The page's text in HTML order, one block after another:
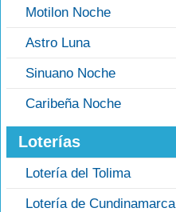
Motilon Noche
Astro Luna
Sinuano Noche
Caribeña Noche
Loterías
Lotería del Tolima
Lotería de Cundinamarca